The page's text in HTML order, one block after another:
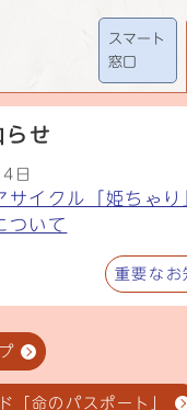
スマート
窓口
らせ
日
サイクル「姫ちゃ
ついて
重要なお
「命のパスポート」